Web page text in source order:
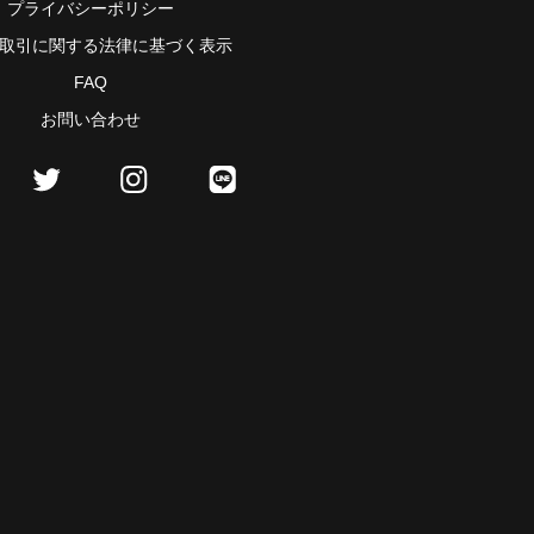
プライバシーポリシー
引に関する法律に基づく表示
FAQ
お問い合わせ